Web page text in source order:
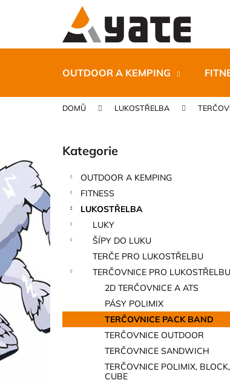
OUTDOOR A KEMPING
DOMŮ LUKOSTŘELBA
r
a
n
a
n
e
l
Přeskočit
kategorie
Kategorie
OUTDOOR A KEMPING
FITNESS
LUKOSTŘELBA
LUKY
ŠÍPY DO LUKU
TERČE PRO LUKOSTŘELBU
TERČOVNICE PRO LUKOSTŘELBU
2D TERČOVNICE A ATS
PÁSY POLIMIX
TERČOVNICE PACK BAND
TERČOVNICE OUTDOOR
TERČOVNICE SANDWICH
TERČOVNICE POLIMIX, BLOCK,
CUBE
í
do
do
CARNOSPORT GEL 100 ML
899 Kč